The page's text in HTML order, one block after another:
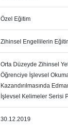
Özel Eğitim
Zihinsel Engellilerin
Orta Düzeyde Zihinsel
Öğrenciye İşlevsel
Kazandırılmasında
İşlevsel Kelimeler Serisi
30.12.2019